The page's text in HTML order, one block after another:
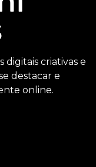
digitais criativas e
destacar e
online.